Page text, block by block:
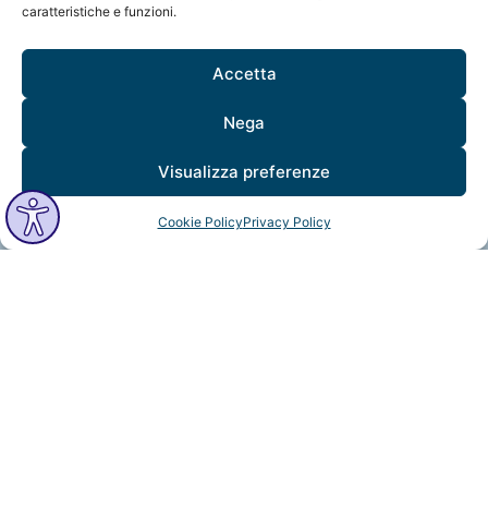
caratteristiche e funzioni.
Accetta
Nega
Visualizza preferenze
Cookie PolicyPrivacy Policy
C.F. / P. IVA: 12706961005